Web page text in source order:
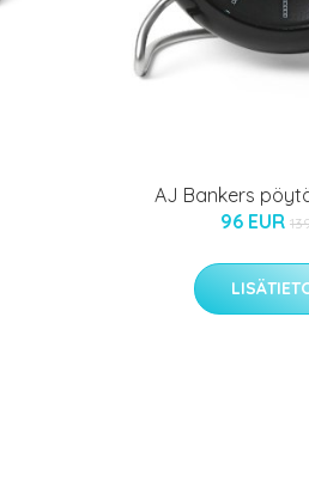
AJ Bankers
96 EUR